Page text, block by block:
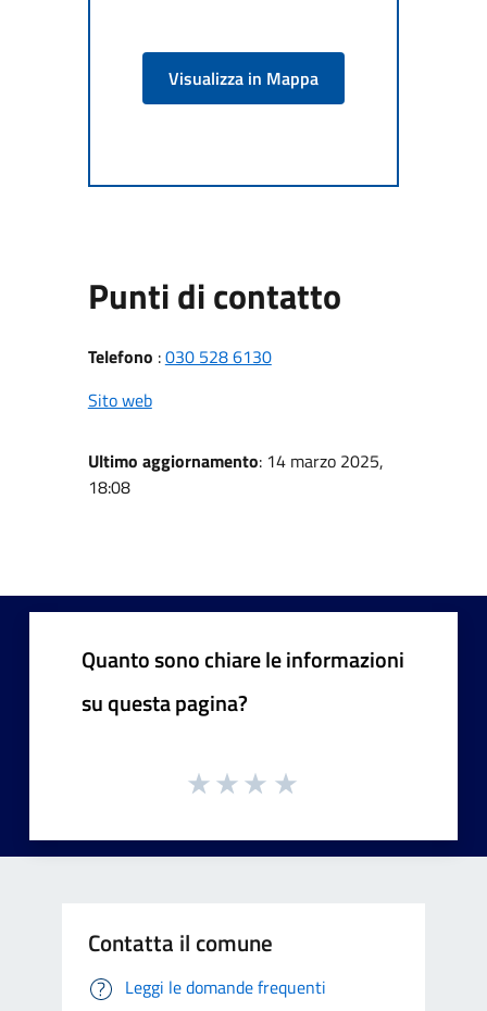
Visualizza in Mappa
Punti di contatto
Telefono :030 528 6130
Sito web
Ultimo aggiornamento: 14 marzo 2025,
18:08
Quanto sono chiare le informazioni
su questa pagina?
Contatta il comune
Leggi le domande frequenti